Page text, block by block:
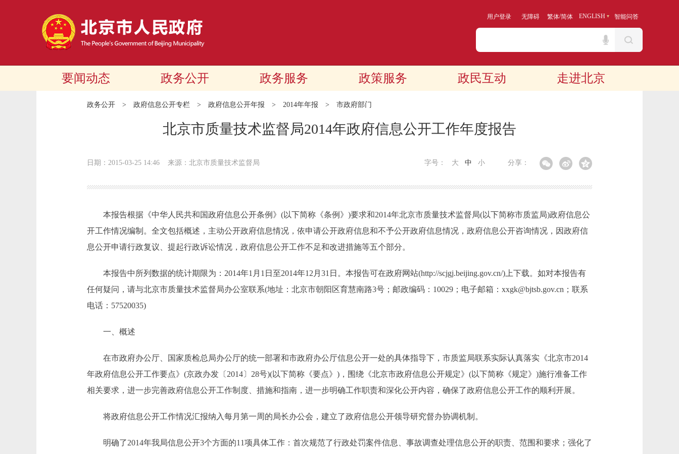
用户登录 无障碍 繁体/简体 ENGLISH 智能问答
要闻动态 政务公开 政务服务 政策服务 政民互动 走进北京
政务公开 > 政府信息公开专栏 > 政府信息公开年报 > 2014年年报 > 市政府部门
北京市质量技术监督局2014年政府信息公开工作年度报告
日期：2015-03-25 14:46 来源：北京市质量技术监督局 分享：
字号： 大 中 小
本报告根据《中华人民共和国政府信息公开条例》(以下简称《条例》)要求和2014年北京市质量技术监督局(以下简称市质监局)政府信息公
开工作情况编制。全文包括概述，主动公开政府信息情况，依申请公开政府信息和不予公开政府信息情况，政府信息公开咨询情况，因政府信
息公开申请行政复议、提起行政诉讼情况，政府信息公开工作不足和改进措施等五个部分。
本报告中所列数据的统计期限为：2014年1月1日至2014年12月31日。本报告可在政府网站(http://scjgj.beijing.gov.cn/)上下载。如对本报告有
任何疑问，请与北京市质量技术监督局办公室联系(地址：北京市朝阳区育慧南路3号；邮政编码：10029；电子邮箱：xxgk@bjtsb.gov.cn；联系
电话：57520035)
一、概述
在市政府办公厅、国家质检总局办公厅的统一部署和市政府办公厅信息公开一处的具体指导下，市质监局联系实际认真落实《北京市2014
年政府信息公开工作要点》(京政办发〔2014〕28号)(以下简称《要点》)，围绕《北京市政府信息公开规定》(以下简称《规定》)施行准备工作
相关要求，进一步完善政府信息公开工作制度、措施和指南，进一步明确工作职责和深化公开内容，确保了政府信息公开工作的顺利开展。
将政府信息公开工作情况汇报纳入每月第一周的局长办公会，建立了政府信息公开领导研究督办协调机制。
明确了2014年我局信息公开3个方面的11项具体工作：首次规范了行政处罚案件信息、事故调查处理信息公开的职责、范围和要求；强化了